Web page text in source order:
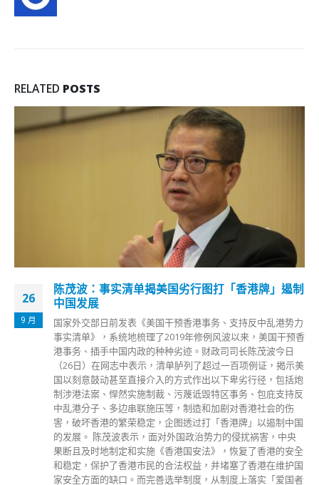
RELATED POSTS
17
9 月
香港入境疫措放宽机场8月客运量升逾1.16倍
机管局今日（17日）公布，香港国际机场8月份客运量达47.9
万人次，按年上升超过1.16倍，但仍远低于2019年疫情前水
平。总计今年前8个月，本港航班客运量按年升1.41倍。 机管
局表示，入境旅游限制于8月进一步放宽后，客运量有所增
长，往来东南亚的客运量录得最大升幅；但全球经济前景不明
朗，加上地缘政治局势持续紧张，全球供应链受冲击，货运量
因而受到影响。本港8月飞机起降量和货运量，分别按年下跌
11.3%和21%，往来北美及欧洲主要贸易地区的货运量跌幅最
为显著。
read more